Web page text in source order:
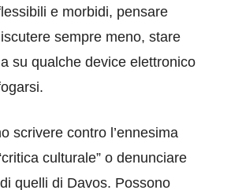
e morbidi, pensare
sempre meno, stare
su qualche device elettronico
scrivere contro l’ennesima
culturale” o denunciare
quelli di Davos. Possono